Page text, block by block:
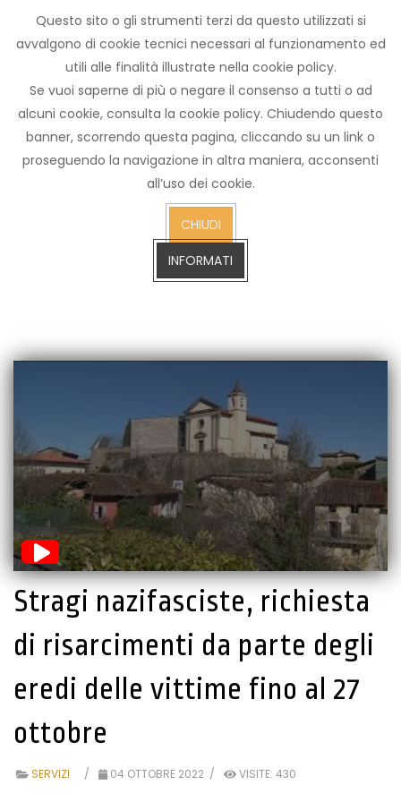
Questo sito o gli strumenti terzi da questo utilizzati si
avvalgono di cookie tecnici necessari al funzionamento ed
utili alle finalità illustrate nella cookie policy.
Se vuoi saperne di più o negare il consenso a tutti o ad
alcuni cookie, consulta la cookie policy. Chiudendo questo
banner, scorrendo questa pagina, cliccando su un link o
proseguendo la navigazione in altra maniera, acconsenti
all’uso dei cookie.
CHIUDI
INFORMATI
Archivio
notizie
Arezzo TV
CERCA SULL'ARCHIVIO FINO A GENNAIO 2023
Stragi nazifasciste, richiesta
di risarcimenti da parte degli
eredi delle vittime fino al 27
ottobre
SERVIZI 04 OTTOBRE 2022 VISITE: 430